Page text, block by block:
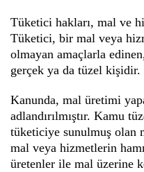
Tüketici hakları, mal ve
Tüketici, bir mal veya
olmayan amaçlarla
gerçek ya da tüzel kişidir.
Kanunda, mal üretimi
adlandırılmıştır. Kamu
tüketiciye sunulmuş olan
mal veya hizmetlerin
üretenler ile mal üzerine